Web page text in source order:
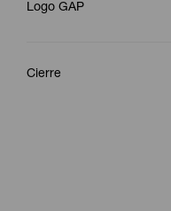
Logo GAP
Cierre